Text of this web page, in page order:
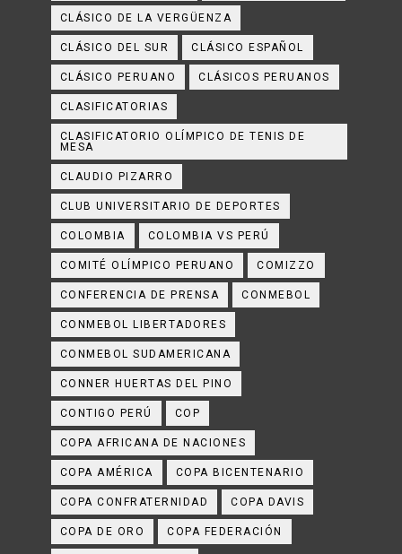
CLÁSICO DE LA VERGÜENZA
CLÁSICO DEL SUR CLÁSICO ESPAÑOL
CLÁSICO PERUANO CLÁSICOS PERUANOS
CLASIFICATORIAS
CLASIFICATORIO OLÍMPICO DE TENIS DE
MESA
CLAUDIO PIZARRO
CLUB UNIVERSITARIO DE DEPORTES
COLOMBIA COLOMBIA VS PERÚ
COMITÉ OLÍMPICO PERUANO COMIZZO
CONFERENCIA DE PRENSA CONMEBOL
CONMEBOL LIBERTADORES
CONMEBOL SUDAMERICANA
CONNER HUERTAS DEL PINO
CONTIGO PERÚ COP
COPA AFRICANA DE NACIONES
COPA AMÉRICA COPA BICENTENARIO
COPA CONFRATERNIDAD COPA DAVIS
COPA DE ORO COPA FEDERACIÓN